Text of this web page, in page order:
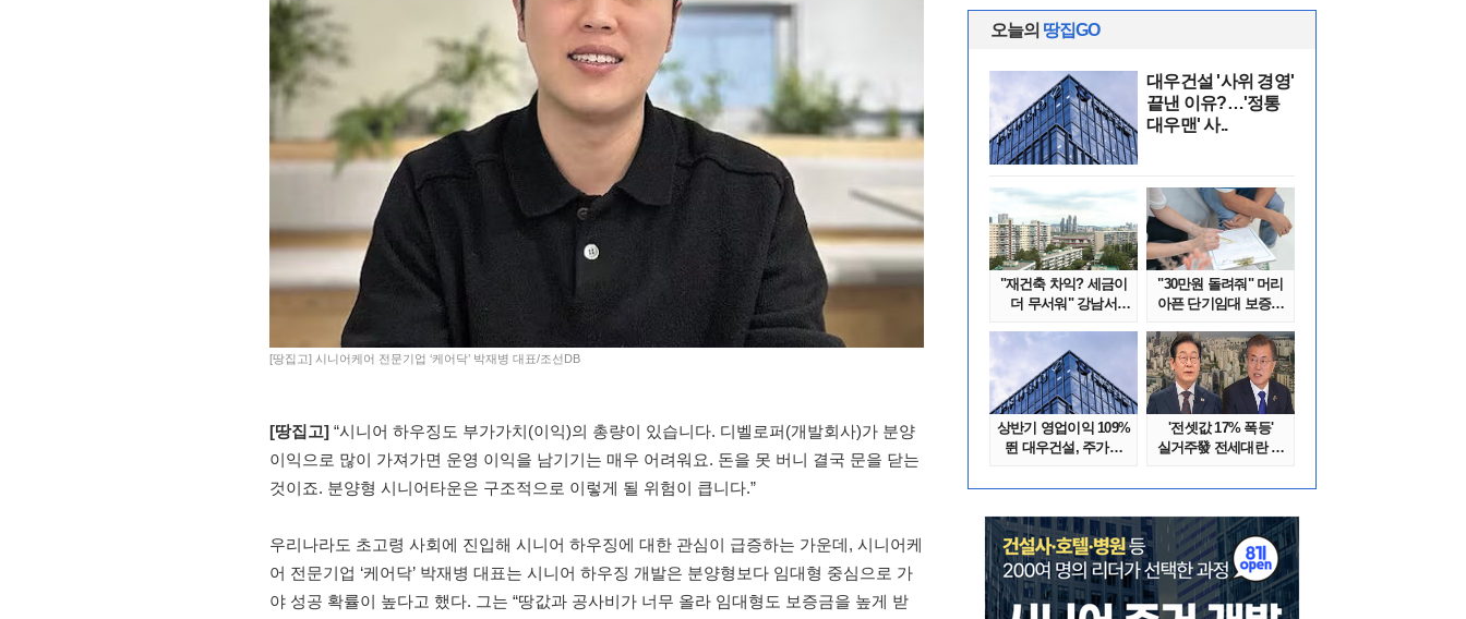
[땅집고] 시니어케어 전문기업 ‘케어닥’ 박재병 대표/조선DB
[땅집고] “시니어 하우징도 부가가치(이익)의 총량이 있습니다. 디벨로퍼(개발회사)가 분양
이익으로 많이 가져가면 운영 이익을 남기기는 매우 어려워요. 돈을 못 버니 결국 문을 닫는
것이죠. 분양형 시니어타운은 구조적으로 이렇게 될 위험이 큽니다.”
우리나라도 초고령 사회에 진입해 시니어 하우징에 대한 관심이 급증하는 가운데, 시니어케
어 전문기업 ‘케어닥’ 박재병 대표는 시니어 하우징 개발은 분양형보다 임대형 중심으로 가
야 성공 확률이 높다고 했다. 그는 “땅값과 공사비가 너무 올라 임대형도 보증금을 높게 받
오늘의 땅집GO
대우건설 '사위 경영'
끝낸 이유?…'정통
대우맨' 사..
"재건축 차익? 세금이
더 무서워" 강남서
"30만원 돌려줘" 머리
아픈 단기임대 보증금
상반기 영업이익 109%
뛴 대우건설, 주가는
'전셋값 17% 폭등'
실거주發 전세대란 또